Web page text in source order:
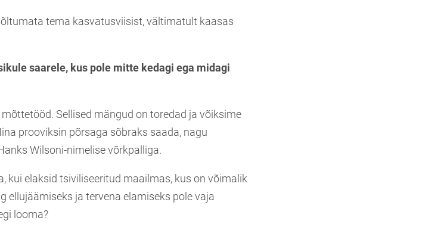
tema kasvatusviisist, vältimatult kaasas
saarele, kus pole mitte kedagi ega midagi
Sellised mängud on toredad ja võiksime
prooviksin põrsaga sõbraks saada, nagu
Wilsoni-nimelise võrkpalliga.
kui elaksid tsiviliseeritud maailmas, kus on võimalik
ja tervena elamiseks pole vaja
looma?